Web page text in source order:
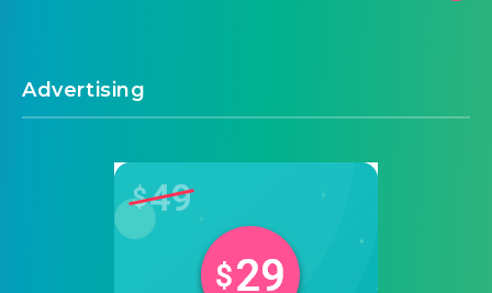
Advertising